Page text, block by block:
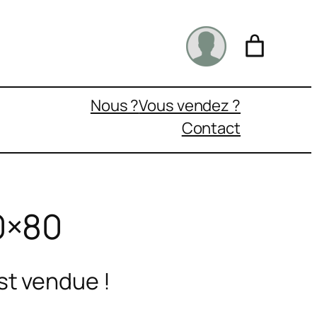
Nous ?Vous vendez ?
Contact
vendue !